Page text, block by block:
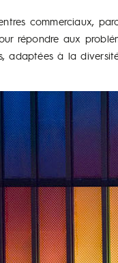
commerciaux,
répondre aux
adaptées à la